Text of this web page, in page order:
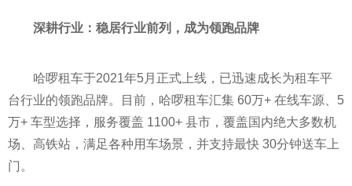
深耕行业：稳居行业前列，成为领跑品牌
哈啰租车于2021年5月正式上线，已迅速成长为租车平
台行业的领跑品牌。目前，哈啰租车汇集 60万+ 在线车源、5
万+ 车型选择，服务覆盖 1100+ 县市，覆盖国内绝大多数机
场、高铁站，满足各种用车场景，并支持最快 30分钟送车上
门。